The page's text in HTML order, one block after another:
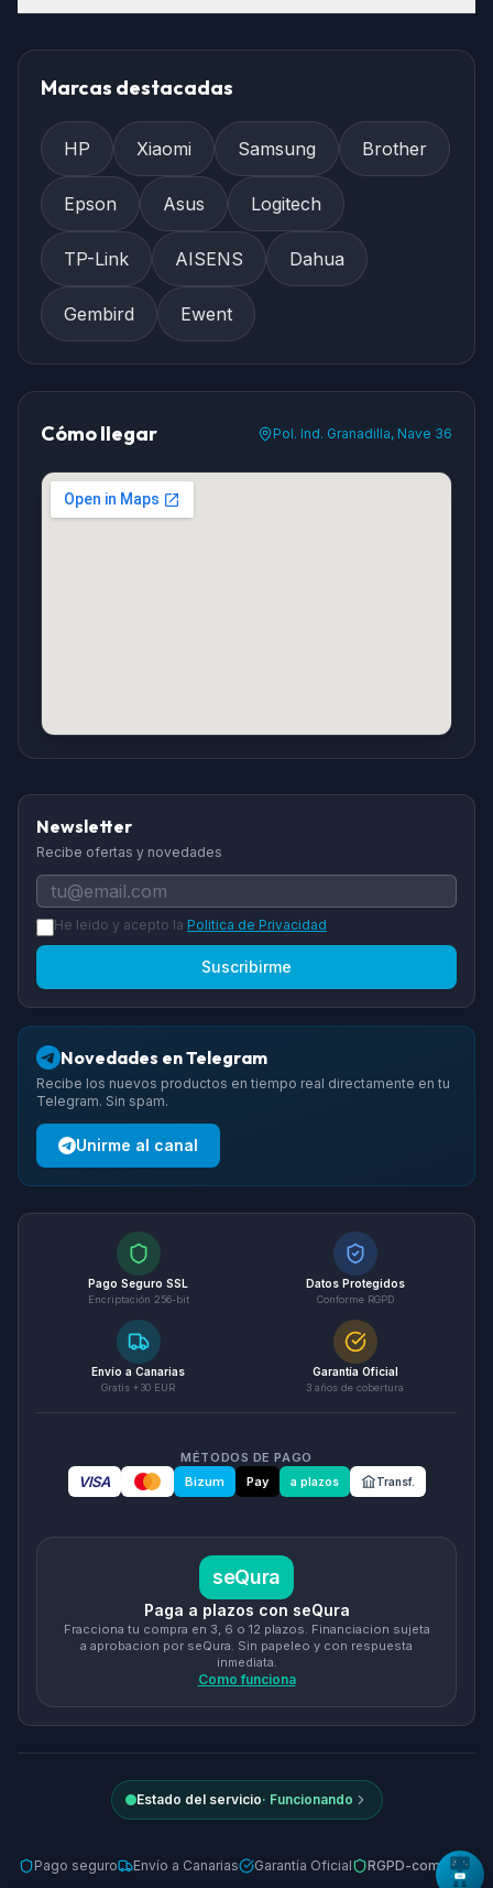
Marcas destacadas
HP Xiaomi Samsung Brother
Epson Asus Logitech
TP-Link AISENS Dahua
Gembird Ewent
Cómo llegar Pol. Ind. Granadilla, Nave 36
Newsletter
Recibe ofertas y novedades
He leido y acepto la Politica de Privacidad
Suscribirme
Novedades en Telegram
Recibe los nuevos productos en tiempo real directamente en tu
Telegram. Sin spam.
Unirme al canal
Pago Seguro SSL
Encriptación 256-bit
Datos Protegidos
Conforme RGPD
Envío a Canarias
Gratis +30 EUR
Garantía Oficial
3 años de cobertura
MÉTODOS DE PAGO
VISA Bizum Pay a plazos Transf.
seQura
Paga a plazos con seQura
Fracciona tu compra en 3, 6 o 12 plazos. Financiacion sujeta
a aprobacion por seQura. Sin papeleo y con respuesta
inmediata.
Como funciona
Estado del servicio· Funcionando
Pago seguro Envío a Canarias Garantía Oficial RGPD-compliant